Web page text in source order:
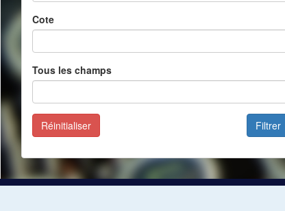
Cote
Tous les champs
Filtrer
Réinitialiser